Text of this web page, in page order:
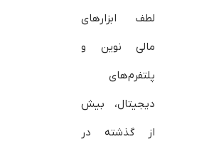
لطف ابزارهای
مالی نوین و
پلتفرم‌های
دیجیتال، بیش
از گذشته در